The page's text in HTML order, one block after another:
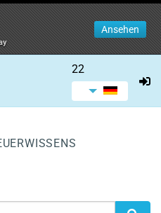
Ansehen
22